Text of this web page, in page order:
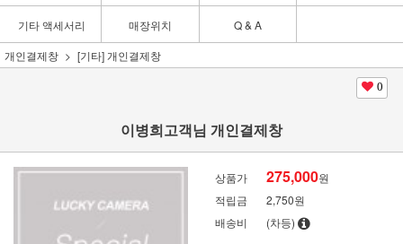
기타 액세서리 매장위치
Q & A
개인결제창
[기타] 개인결제창
0
이병희고객님 개인결제창
상품가 275,000원
적립금
2,750원
배송비
(차등)